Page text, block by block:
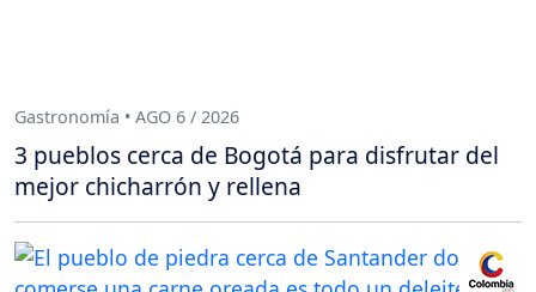
Gastronomía • AGO 6 / 2026
3 pueblos cerca de Bogotá para disfrutar del
mejor chicharrón y rellena